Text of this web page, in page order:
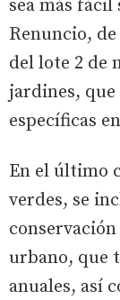
sea más fácil
Renuncio,
del lote 2 de
jardines, que
específicas
En el último
verdes, se
urbano, que
anuales, así